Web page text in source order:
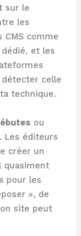
sur le
les
comme
et les
détecter celle
technique.
ou
Les éditeurs
créer un
quasiment
pour les
», de
site peut